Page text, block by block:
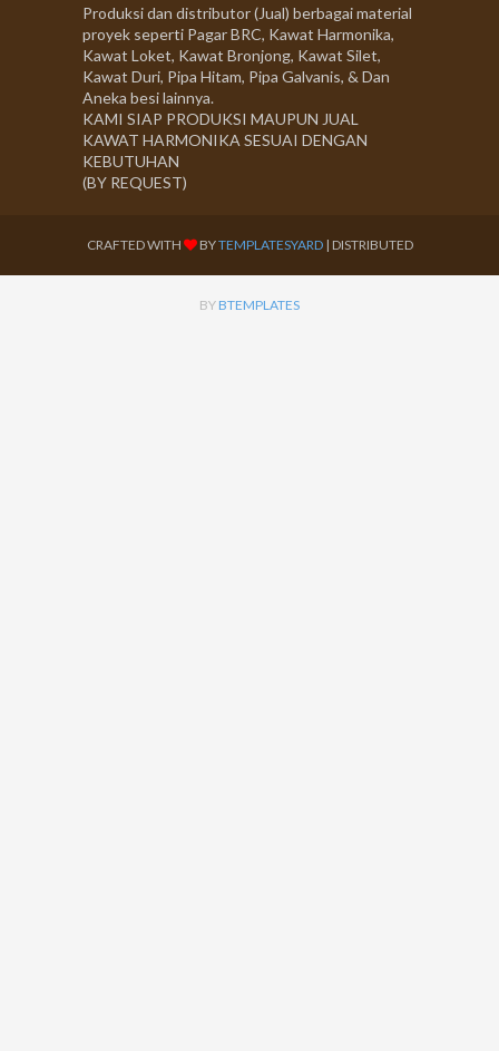
Produksi dan distributor (Jual) berbagai material
proyek seperti Pagar BRC, Kawat Harmonika,
Kawat Loket, Kawat Bronjong, Kawat Silet,
Kawat Duri, Pipa Hitam, Pipa Galvanis, & Dan
Aneka besi lainnya.
KAMI SIAP PRODUKSI MAUPUN JUAL
KAWAT HARMONIKA SESUAI DENGAN
KEBUTUHAN
(BY REQUEST)
CRAFTED WITH BYTEMPLATESYARD| DISTRIBUTED
BY BTEMPLATES